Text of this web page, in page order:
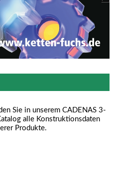
Sie in unserem CADENAS 3-
alle Konstruktionsdaten
Produkte.